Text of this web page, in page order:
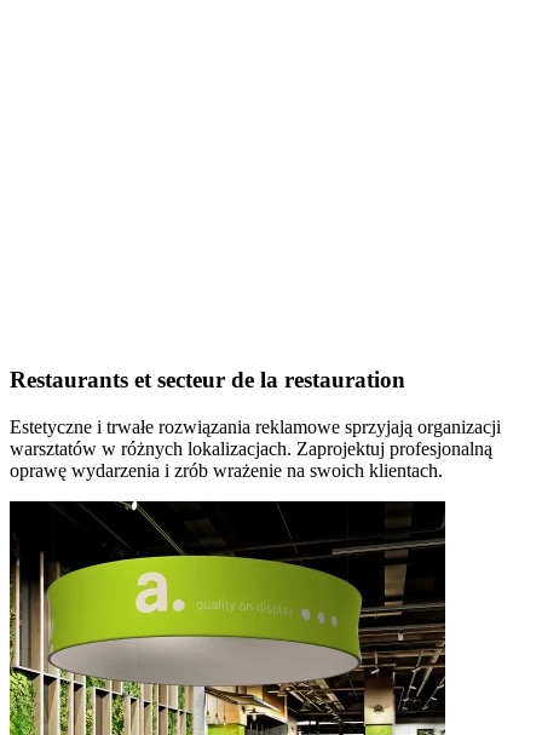
Restaurants et secteur de la restauration
Estetyczne i trwałe rozwiązania reklamowe sprzyjają organizacji
warsztatów w różnych lokalizacjach. Zaprojektuj profesjonalną
oprawę wydarzenia i zrób wrażenie na swoich klientach.